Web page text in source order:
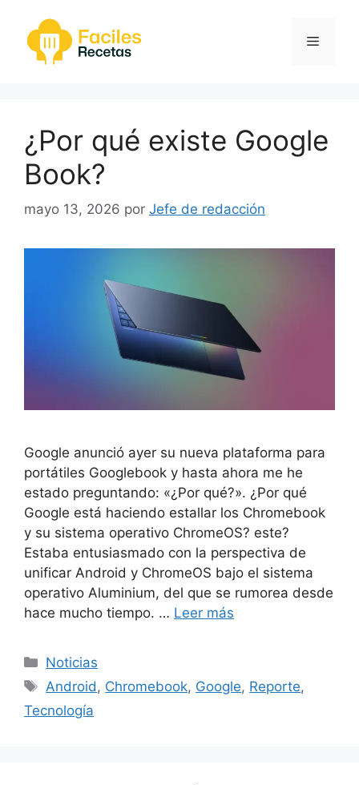
contenido
Menú
¿Por qué existe Google
Book?
mayo 13, 2026 por Jefe de redacción
Google anunció ayer su nueva plataforma para
portátiles Googlebook y hasta ahora me he
estado preguntando: «¿Por qué?». ¿Por qué
Google está haciendo estallar los Chromebook
y su sistema operativo ChromeOS? este?
Estaba entusiasmado con la perspectiva de
unificar Android y ChromeOS bajo el sistema
operativo Aluminium, del que se rumorea desde
hace mucho tiempo. … Leer más
Categorías
Noticias
Etiquetas
Android , Chromebook, Google, Reporte,
Tecnología